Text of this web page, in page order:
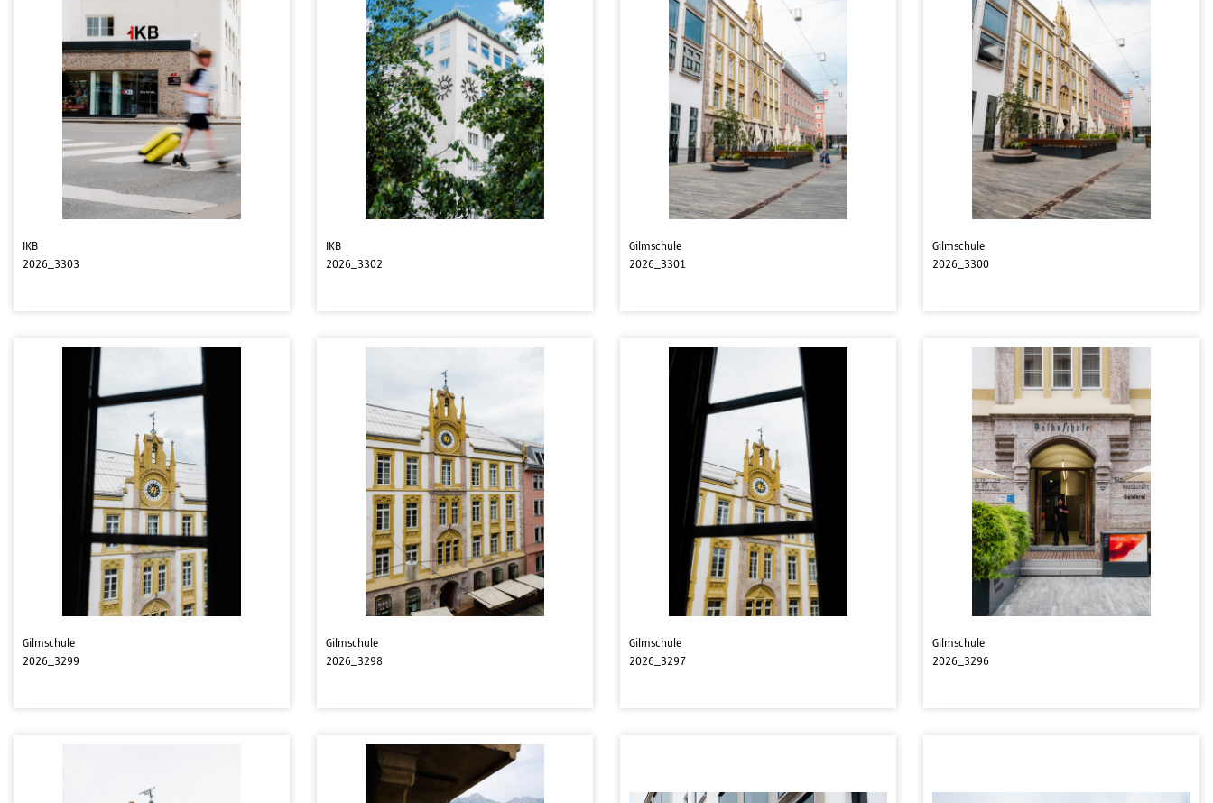
IKB
2026_3303
IKB
2026_3302
Gilmschule
2026_3301
Gilmschule
2026_3300
Gilmschule
2026_3299
Gilmschule
2026_3298
Gilmschule
2026_3297
Gilmschule
2026_3296